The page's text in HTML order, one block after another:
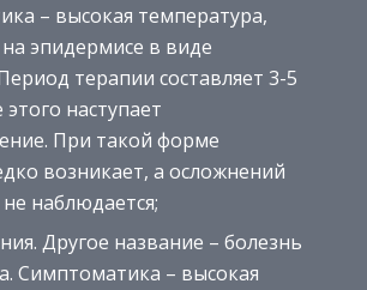
– высокая температура,
эпидермисе в виде
терапии составляет 3-5
наступает
При такой форме
возникает, а осложнений
наблюдается;
Другое название – болезнь
Симптоматика – высокая